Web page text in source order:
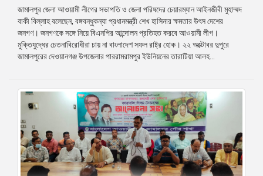
নিউজলেটার
প্রেস
রিলিজ
গ্যালারি
বিএনপি-
জামায়াত
সহিংসতা
সংগঠন
জামালপুর জেলা আওয়ামী লীগের সভাপতি ও জেলা পরিষদের চেয়ারম্যান আইনজীবী মুহাম্মদ
বাকী বিল্লাহ বলেছেন, বঙ্গবন্ধুকন্যা প্রধানমন্ত্রী শেখ হাসিনার ক্ষমতার উৎস দেশের
জনগণ। জনগণকে সঙ্গে নিয়ে বিএনপির আন্দোলন প্রতিহত করবে আওয়ামী লীগ।
মুক্তিযুদ্ধের চেতনাবিরোধীরা চায় না বাংলাদেশ সফল রাষ্ট্র হোক। ২২ অক্টোবর দুপুরে
জামালপুরের দেওয়ানগঞ্জ উপজেলার পাররামরামপুর ইউনিয়নের তারাটিয়া আলহ...